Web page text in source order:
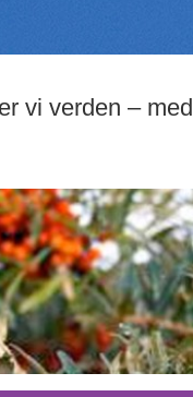
vi verden – med